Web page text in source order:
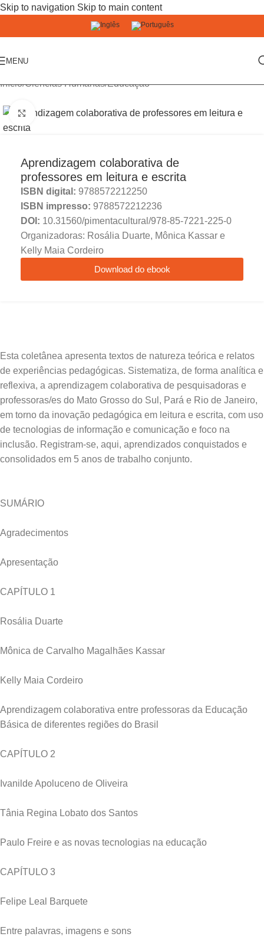
Skip to navigation Skip to main content
MENU
Início/Ciências Humanas/Educação
Click to enlarge
Aprendizagem colaborativa de
professores em leitura e escrita
ISBN digital: 9788572212250
ISBN impresso: 9788572212236
DOI: 10.31560/pimentacultural/978-85-7221-225-0
Organizadoras: Rosália Duarte, Mônica Kassar e
Kelly Maia Cordeiro
Download do ebook
Esta coletânea apresenta textos de natureza teórica e relatos
de experiências pedagógicas. Sistematiza, de forma analítica e
reflexiva, a aprendizagem colaborativa de pesquisadoras e
professoras/es do Mato Grosso do Sul, Pará e Rio de Janeiro,
em torno da inovação pedagógica em leitura e escrita, com uso
de tecnologias de informação e comunicação e foco na
inclusão. Registram-se, aqui, aprendizados conquistados e
SUMÁRIO
Agradecimentos
Apresentação
CAPÍTULO 1
Rosália Duarte
Mônica de Carvalho Magalhães Kassar
Kelly Maia Cordeiro
Aprendizagem colaborativa entre professoras da Educação
Básica de diferentes regiões do Brasil
CAPÍTULO 2
Ivanilde Apoluceno de Oliveira
Tânia Regina Lobato dos Santos
Paulo Freire e as novas tecnologias na educação
CAPÍTULO 3
Felipe Leal Barquete
Entre palavras, imagens e sons